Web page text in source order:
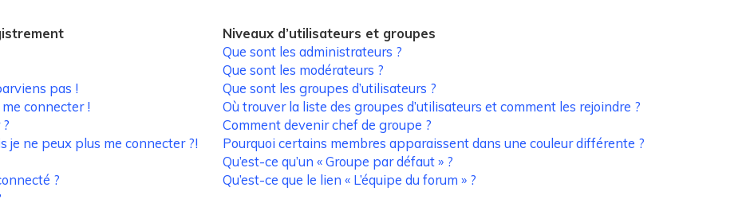
pas !
connecter !
je ne peux plus me connecter ?!
?
Niveaux d’utilisateurs et groupes
Que sont les administrateurs ?
Que sont les modérateurs ?
Que sont les groupes d’utilisateurs ?
Où trouver la liste des groupes d’utilisateurs et comment les rejoindre ?
Comment devenir chef de groupe ?
Pourquoi certains membres apparaissent dans une couleur différente ?
Qu’est-ce qu’un « Groupe par défaut » ?
Qu’est-ce que le lien « L’équipe du forum » ?